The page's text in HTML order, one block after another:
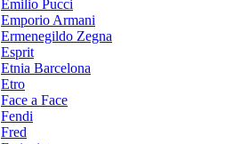
Emilio Pucci
Emporio Armani
Ermenegildo Zegna
Esprit
Etnia Barcelona
Etro
Face a Face
Fendi
Fred